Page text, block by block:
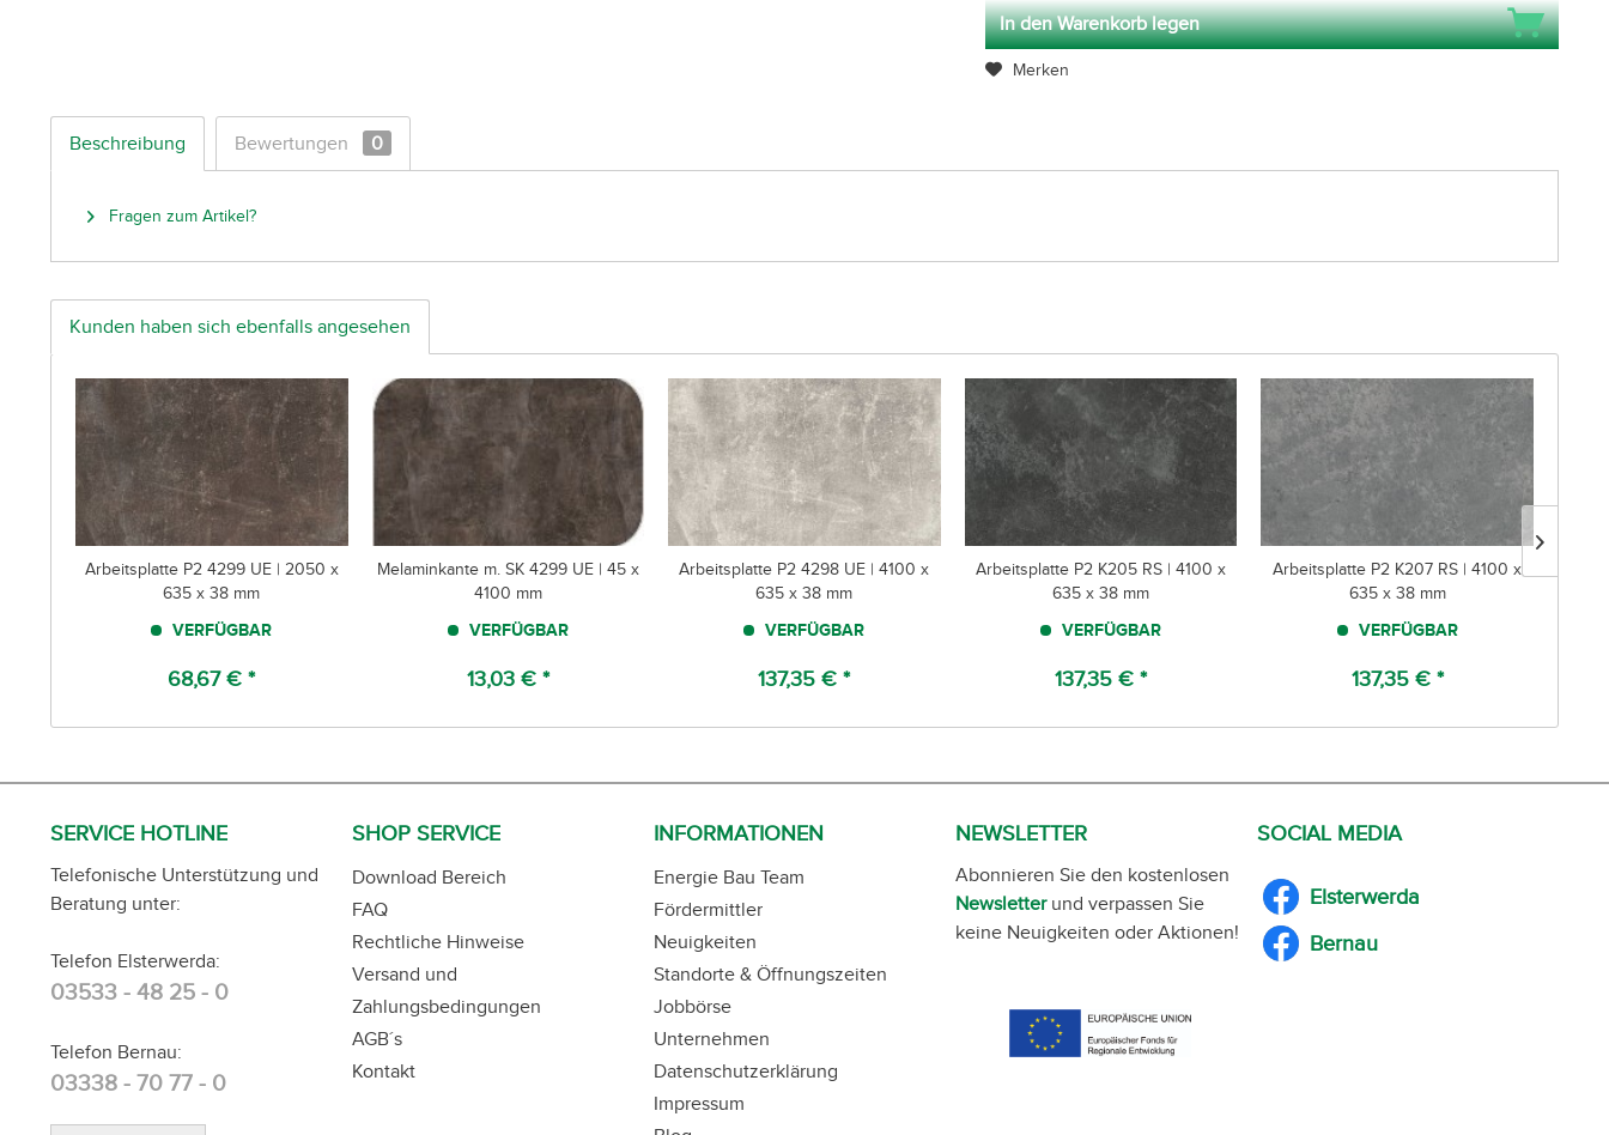
In den Warenkorb legen
Merken
Beschreibung Bewertungen 0
Fragen zum Artikel?
Kunden haben sich ebenfalls angesehen
Arbeitsplatte P2 4299 UE | 2050 x
635 x 38 mm
VERFÜGBAR
68,67 € *
Melaminkante m. SK 4299 UE | 45 x
4100 mm
VERFÜGBAR
13,03 € *
Arbeitsplatte P2 4298 UE | 4100 x
635 x 38 mm
VERFÜGBAR
137,35 € *
Arbeitsplatte P2 K205 RS | 4100 x
635 x 38 mm
VERFÜGBAR
137,35 € *
Arbeitsplatte P2 K207 RS | 4100 x
635 x 38 mm
VERFÜGBAR
137,35 € *
SERVICE HOTLINE
Telefonische Unterstützung und
Beratung unter:
Telefon Elsterwerda:
03533 - 48 25 - 0
Telefon Bernau:
03338 - 70 77 - 0
SHOP SERVICE
Download Bereich
FAQ
Rechtliche Hinweise
Versand und
Zahlungsbedingungen
AGB´s
Kontakt
INFORMATIONEN
Energie Bau Team
Fördermittler
Neuigkeiten
Standorte & Öffnungszeiten
Jobbörse
Unternehmen
Datenschutzerklärung
Impressum
NEWSLETTER
Abonnieren Sie den kostenlosen
Newsletterund verpassen Sie
keine Neuigkeiten oder Aktionen!
SOCIAL MEDIA
Elsterwerda
Bernau